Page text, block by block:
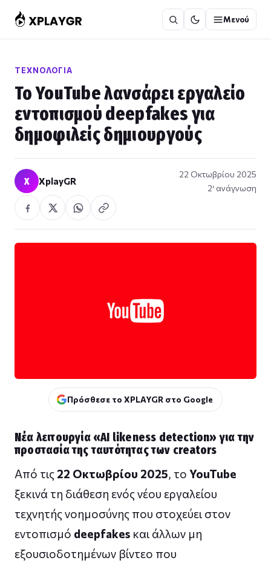
στο
περιεχόμενο
Μενού
ΤΕΧΝΟΛΟΓΊΑ
Το YouTube λανσάρει εργαλείο
εντοπισμού deepfakes για
δημοφιλείς δημιουργούς
X XplayGR
22 Οκτωβρίου 2025
2′ ανάγνωση
Πρόσθεσε το XPLAYGR στο Google
Νέα λειτουργία «AI likeness detection» για την
προστασία της ταυτότητας των creators
Από τις 22 Οκτωβρίου 2025, το YouTube
ξεκινά τη διάθεση ενός νέου εργαλείου
τεχνητής νοημοσύνης που στοχεύει στον
εντοπισμό deepfakes και άλλων μη
εξουσιοδοτημένων βίντεο που